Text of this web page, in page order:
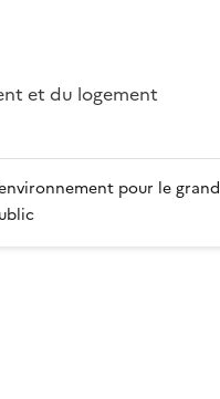
et du logement
pour le grand